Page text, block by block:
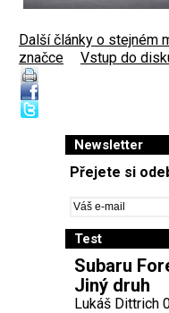
Další články o stejném
značce
Vstup do
Newsletter
Přejete si
Test
Subaru
Jiný druh
Lukáš Dittrich